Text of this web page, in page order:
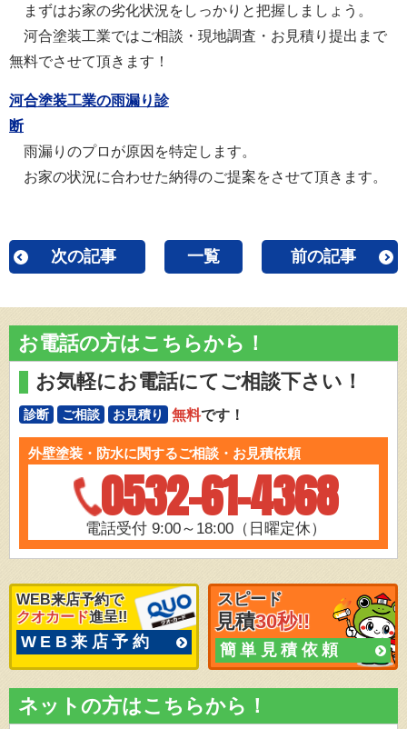
まずはお家の劣化状況をしっかりと把握しましょう。
河合塗装工業ではご相談・現地調査・お見積り提出まで
無料でさせて頂きます！
河合塗装工業の雨漏り診
断
雨漏りのプロが原因を特定します。
お家の状況に合わせた納得のご提案をさせて頂きます。
次の記事 一覧 前の記事
お電話の方はこちらから！
お気軽にお電話にてご相談下さい！
診断 ご相談 お見積り 無料です！
外壁塗装・防水に関するご相談・お見積依頼
0532-61-4368
電話受付 9:00～18:00（日曜定休）
WEB来店予約で
クオカード進呈!!
WEB来店予約
スピード
見積30秒!!
簡単見積依頼
ネットの方はこちらから！